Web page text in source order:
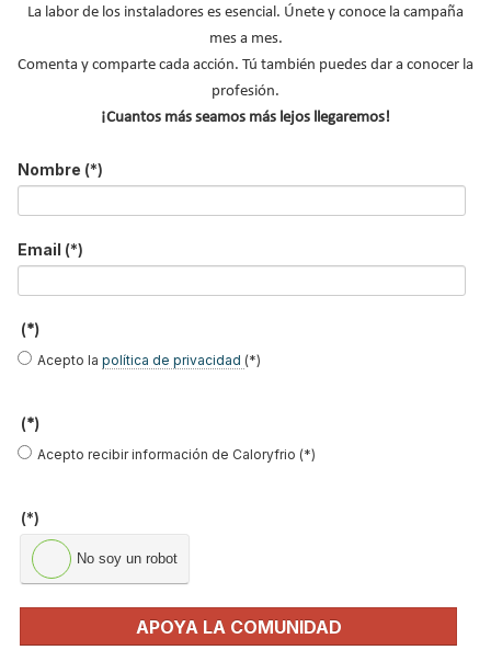
Fontanería, Calefacción y Aire Comprimido.Familia Alpex: Alpex
Leer más ...
gestión de aguas residuales
domésticas Raupiano Light de
Rehau
Publicado en Tuberías y Accesorios 09 Ene 2014
Reahuha desarrollado Raupiano Light, unsistema de
para la evacuación de aguas residuales domésticas
La labor de los instaladores es esencial. Únete y conoce la campaña
mes a mes.
Comenta y comparte cada acción. Tú también puedes dar a conocer la
profesión.
¡Cuantos más seamos más lejos llegaremos!
Nombre (*)
Email (*)
(*)
Acepto la política de privacidad (*)
(*)
Acepto recibir información de Caloryfrio (*)
(*)
No soy un robot
APOYA LA COMUNIDAD